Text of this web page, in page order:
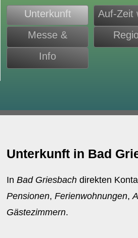
Unterkunft
Auf-Zeit
Messe &
Monteure
Info
Unterkunft in Bad
InBad Griesbach direkten
Pensionen,Ferienwohnungen,
Gästezimmern.